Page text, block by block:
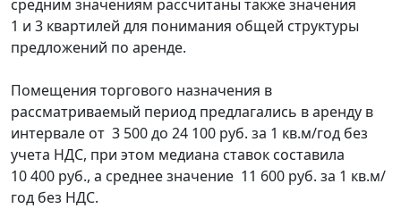
средним значениям рассчитаны также значения
1 и 3 квартилей для понимания общей структуры
предложений по аренде.
Помещения торгового назначения в
рассматриваемый период предлагались в аренду в
интервале от 3 500 до 24 100 руб. за 1 кв.м/год без
учета НДС, при этом медиана ставок составила
10 400 руб., а среднее значение 11 600 руб. за 1 кв.м/
год без НДС.